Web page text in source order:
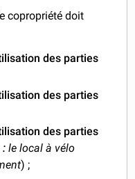
copropriété doit
des parties
des parties
des parties
:le local à vélo
) ;